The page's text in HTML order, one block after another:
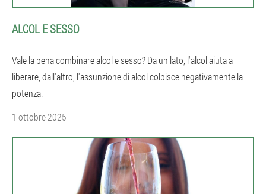
ALCOL E SESSO
Vale la pena combinare alcol e sesso? Da un lato, l'alcol aiuta a
liberare, dall'altro, l'assunzione di alcol colpisce negativamente la
potenza.
1 ottobre 2025